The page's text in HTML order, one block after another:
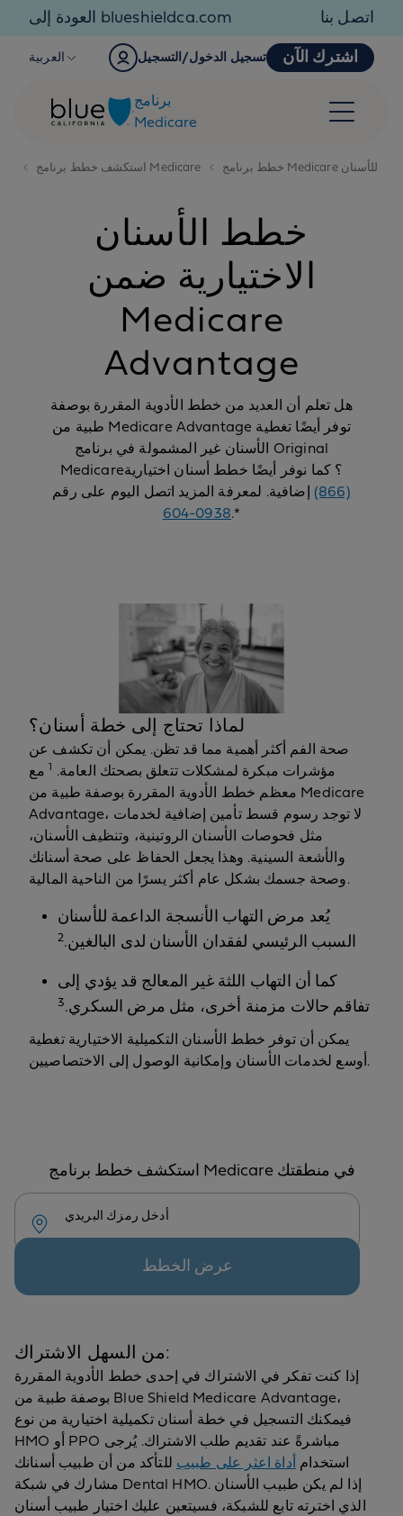
Skip to contentالعودة إلى blueshieldca.com اتصل بنا
العربية تسجيل الدخول/التسجيل اشترك الآن
برنامج
Medicare
استكشف خطط برنامج Medicare خطط برنامج Medicare للأسنان
خطط الأسنان
الاختيارية ضمن
Medicare
Advantage
هل تعلم أن العديد من خطط الأدوية المقررة بوصفة
طبية من Medicare Advantage توفر أيضًا تغطية
الأسنان غير المشمولة في برنامج Original
Medicare؟ كما نوفر أيضًا خطط أسنان اختيارية
‎(866)
604-0938.*
لماذا تحتاج إلى خطة أسنان؟
صحة الفم أكثر أهمية مما قد تظن. يمكن أن تكشف عن
مؤشرات مبكرة لمشكلات تتعلق بصحتك العامة.
1 مع
معظم خطط الأدوية المقررة بوصفة طبية من Medicare
Advantage، لا توجد رسوم قسط تأمين إضافية لخدمات
مثل فحوصات الأسنان الروتينية، وتنظيف الأسنان،
والأشعة السينية. وهذا يجعل الحفاظ على صحة أسنانك
وصحة جسمك بشكل عام أكثر يسرًا من الناحية المالية.
يُعد مرض التهاب الأنسجة الداعمة للأسنان
السبب الرئيسي لفقدان الأسنان لدى البالغين.2
كما أن التهاب اللثة غير المعالج قد يؤدي إلى
تفاقم حالات مزمنة أخرى، مثل مرض السكري.3
يمكن أن توفر خطط الأسنان التكميلية الاختيارية تغطية
أوسع لخدمات الأسنان وإمكانية الوصول إلى الاختصاصيين.
استكشف خطط برنامج Medicare في منطقتك
أدخل رمزك البريدي
عرض الخطط
من السهل الاشتراك:
إذا كنت تفكر في الاشتراك في إحدى خطط الأدوية المقررة
بوصفة طبية من Blue Shield Medicare Advantage،
فيمكنك التسجيل في خطة أسنان تكميلية اختيارية من نوع
HMO أو PPO مباشرةً عند تقديم طلب الاشتراك. يُرجى
استخدام
أداة اعثر على طبيب للتأكد من أن طبيب أسنانك
مشارك في شبكة Dental HMO. إذا لم يكن طبيب الأسنان
الذي اخترته تابع للشبكة، فسيتعين عليك اختيار طبيب أسنان